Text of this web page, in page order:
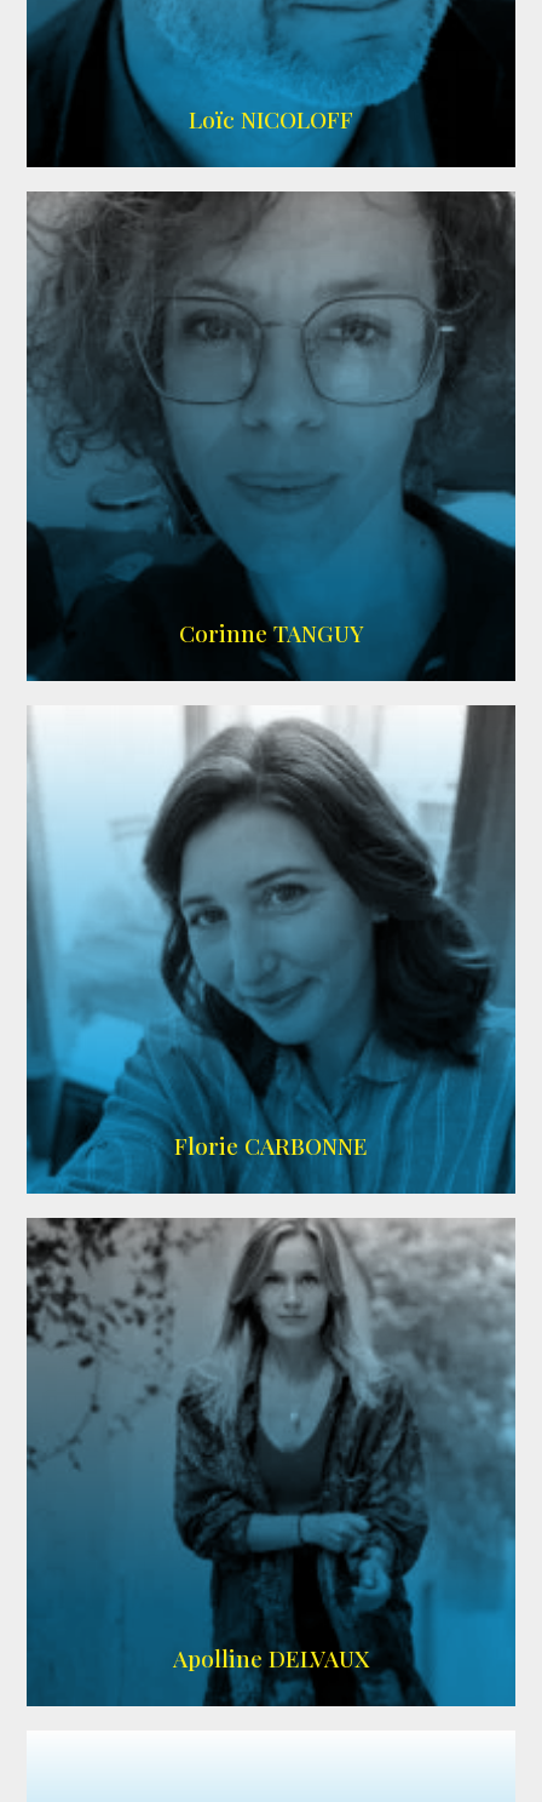
Wikipedia
Loïc NICOLOFF
SITE OFFICIEL
Corinne TANGUY
Imdb
Florie CARBONNE
Apolline DELVAUX